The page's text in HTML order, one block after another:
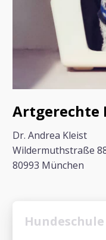
Artgerechte
Dr. Andrea Kleist
Wildermuthstraße
80993 München